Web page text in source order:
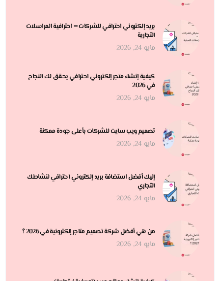
بريد إلكتروني احترافي للشركات = احترافية المراسلات
التجارية
مايو 24, 2026
كيفية إنشاء متجر إلكتروني احترافي يحقق لك النجاح
في 2026
مايو 24, 2026
تصميم ويب سايت للشركات بأعلى جودة ممكنة
مايو 24, 2026
إليك أفضل استضافة بريد إلكتروني احترافي لنشاطك
التجاري
مايو 24, 2026
من هي أفضل شركة تصميم متاجر إلكترونية في 2026 ؟
مايو 24, 2026